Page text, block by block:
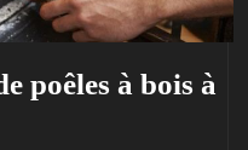
poêles à bois à